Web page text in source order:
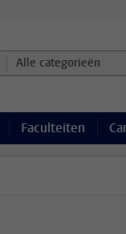
Alle categorieën
Faculteiten